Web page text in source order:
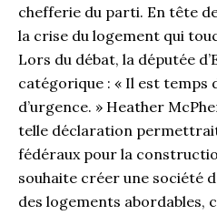
chefferie du parti. En tête
la crise du logement qui
Lors du débat, la députée
catégorique : « Il est temps
d’urgence. » Heather
telle déclaration
fédéraux pour la
souhaite créer une société
des logements abordables,